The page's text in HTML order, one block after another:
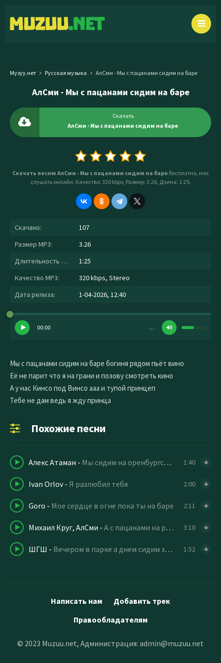
Музуу.нет Русская музыка АлСми - Мы с пацанами сидим на баре
АлСми - Мы с пацанами сидим на баре
Скачать
АлСми - Мы с пацанами сидим на баре
Скачать песню АлСми - Мы с пацанами сидим на баре бесплатно, или
слушать онлайн. Качество: 320 kbps, Размер: 3.26, Длина: 1:25.
Скачано:
107
Размер MP3:
3.26
Длительность MP3:
1:25
Качество MP3:
320 kbps, Stereo
Дата релиза:
1-04-2026, 12:40
00:00 …
Мы с пацанами сидим на баре богиня рядом пьёт вино
Её не парит что я на грани и позову смотреть кино
А у нас Кинсо под Винсо ааа и тупой принцеп
Тебе не дам ведь я жду принца
Похожие песни
Алекс Атаман - Мы сидим на оренбургской угараем 1:40
Ivan Orlov- Я разлюбил тебя 2:00
Goro - Мое сердце в огне пока ты на баре 2:11
Михаил Круг, АлСми - А с пацанами на рамсах пообщаемся 3:10
ШГШ - Вечером в парке а днем сидим за партой 1:52
Написать нам
Добавить трек
Правообладателям
© 2023 Muzuu.net, Администрация: admin@muzuu.net